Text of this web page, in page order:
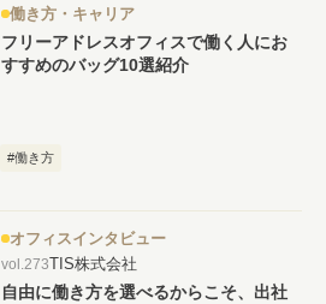
働き方・キャリア
フリーアドレスオフィスで働く人にお
すすめのバッグ10選紹介
#働き方
オフィスインタビュー
vol.273TIS株式会社
自由に働き方を選べるからこそ、出社